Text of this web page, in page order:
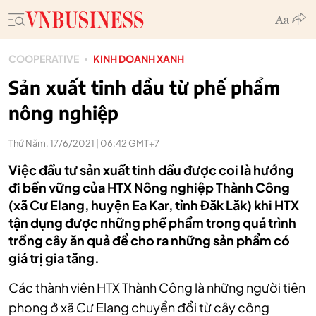
COOPERATIVE KINH DOANH XANH
Sản xuất tinh dầu từ phế phẩm
nông nghiệp
Thứ Năm, 17/6/2021 | 06:42 GMT+7
Việc đầu tư sản xuất tinh dầu được coi là hướng
đi bền vững của HTX Nông nghiệp Thành Công
(xã Cư Elang, huyện Ea Kar, tỉnh Đăk Lăk) khi HTX
tận dụng được những phế phẩm trong quá trình
trồng cây ăn quả để cho ra những sản phẩm có
giá trị gia tăng.
Các thành viên HTX Thành Công là những người tiên
phong ở xã Cư Elang chuyển đổi từ cây công